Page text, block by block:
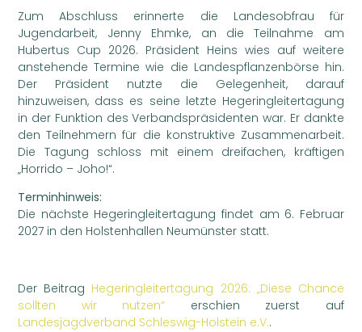
Zum Abschluss erinnerte die Landesobfrau für
Jugendarbeit, Jenny Ehmke, an die Teilnahme am
Hubertus Cup 2026. Präsident Heins wies auf weitere
anstehende Termine wie die Landespflanzenbörse hin.
Der Präsident nutzte die Gelegenheit, darauf
hinzuweisen, dass es seine letzte Hegeringleitertagung
in der Funktion des Verbandspräsidenten war. Er dankte
den Teilnehmern für die konstruktive Zusammenarbeit.
Die Tagung schloss mit einem dreifachen, kräftigen
„Horrido – Joho!“.
Terminhinweis:
Die nächste Hegeringleitertagung findet am 6. Februar
2027 in den Holstenhallen Neumünster statt.
Der Beitrag Hegeringleitertagung 2026: „Diese Chance
sollten wir nutzen“ erschien zuerst auf
Landesjagdverband Schleswig-Holstein e.V..